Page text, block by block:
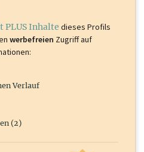
OTS-Aussendungen, und viele
Inhalte dieses Profils
werbefreien Zugriff auf
Verlauf
(2)